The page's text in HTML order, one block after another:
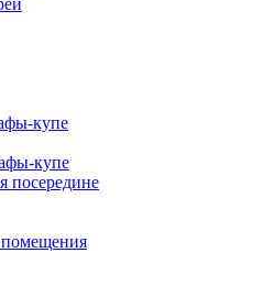
купе
купе
посередине
помещения